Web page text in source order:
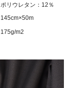
ポリウレタン：12％
145cm×50m
175g/m2